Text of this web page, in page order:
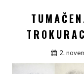
o
o
e
r
2.